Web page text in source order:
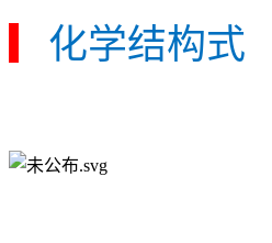
化学结构式